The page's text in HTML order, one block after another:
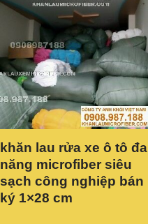
khăn lau rửa xe ô tô đa
năng microfiber siêu
sạch công nghiệp bán
ký 1×28 cm